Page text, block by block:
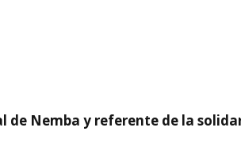
de Nemba y referente de la